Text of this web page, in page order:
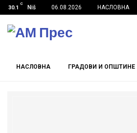
30.1
C
Niš 06.08.2026 НАСЛОВНА
НАСЛОВНА ГРАДОВИ И ОПШТИНЕ